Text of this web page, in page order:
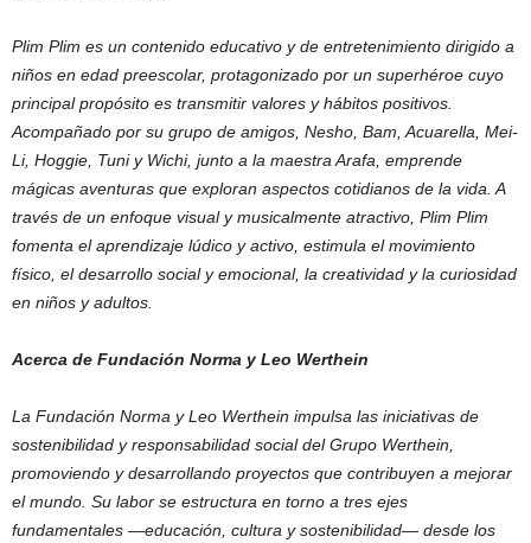
Plim Plim es un contenido educativo y de entretenimiento dirigido a
niños en edad preescolar, protagonizado por un superhéroe cuyo
principal propósito es transmitir valores y hábitos positivos.
Acompañado por su grupo de amigos, Nesho, Bam, Acuarella, Mei-
Li, Hoggie, Tuni y Wichi, junto a la maestra Arafa, emprende
mágicas aventuras que exploran aspectos cotidianos de la vida. A
través de un enfoque visual y musicalmente atractivo, Plim Plim
fomenta el aprendizaje lúdico y activo, estimula el movimiento
físico, el desarrollo social y emocional, la creatividad y la curiosidad
en niños y adultos.
Acerca de Fundación Norma y Leo Werthein
La Fundación Norma y Leo Werthein impulsa las iniciativas de
sostenibilidad y responsabilidad social del Grupo Werthein,
promoviendo y desarrollando proyectos que contribuyen a mejorar
el mundo. Su labor se estructura en torno a tres ejes
fundamentales —educación, cultura y sostenibilidad— desde los